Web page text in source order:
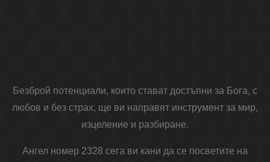
Безброй потенциали, които стават достъпни за Бога, с
любов и без страх, ще ви направят инструмент за мир,
изцеление и разбиране.
Ангел номер 2328 сега ви кани да се посветите на